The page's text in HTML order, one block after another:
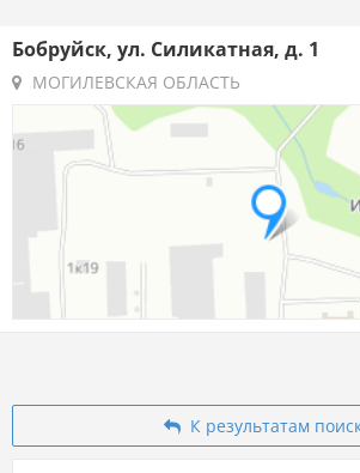
Бобруйск, ул. Силикатная, д. 1
МОГИЛЕВСКАЯ ОБЛАСТЬ
К результатам